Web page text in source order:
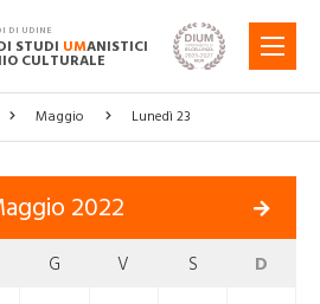
DI UDINE
STUDI UMANISTICI
CULTURALE
MENU
Maggio Lunedì 23
2022
G V S D